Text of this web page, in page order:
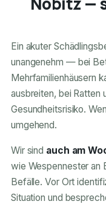
Ein akuter
unangenehm — bei
Mehrfamilienhäusern
ausbreiten, bei Ratten
Gesundheitsrisiko.
umgehend.
Wir sind auch am
wie Wespennester an
Befälle. Vor Ort
Situation und